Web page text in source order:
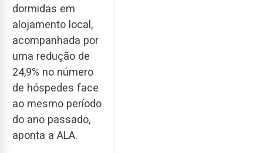
dormidas em
alojamento local,
acompanhada por
uma redução de
24,9% no número
de hóspedes face
ao mesmo período
do ano passado,
aponta a ALA.